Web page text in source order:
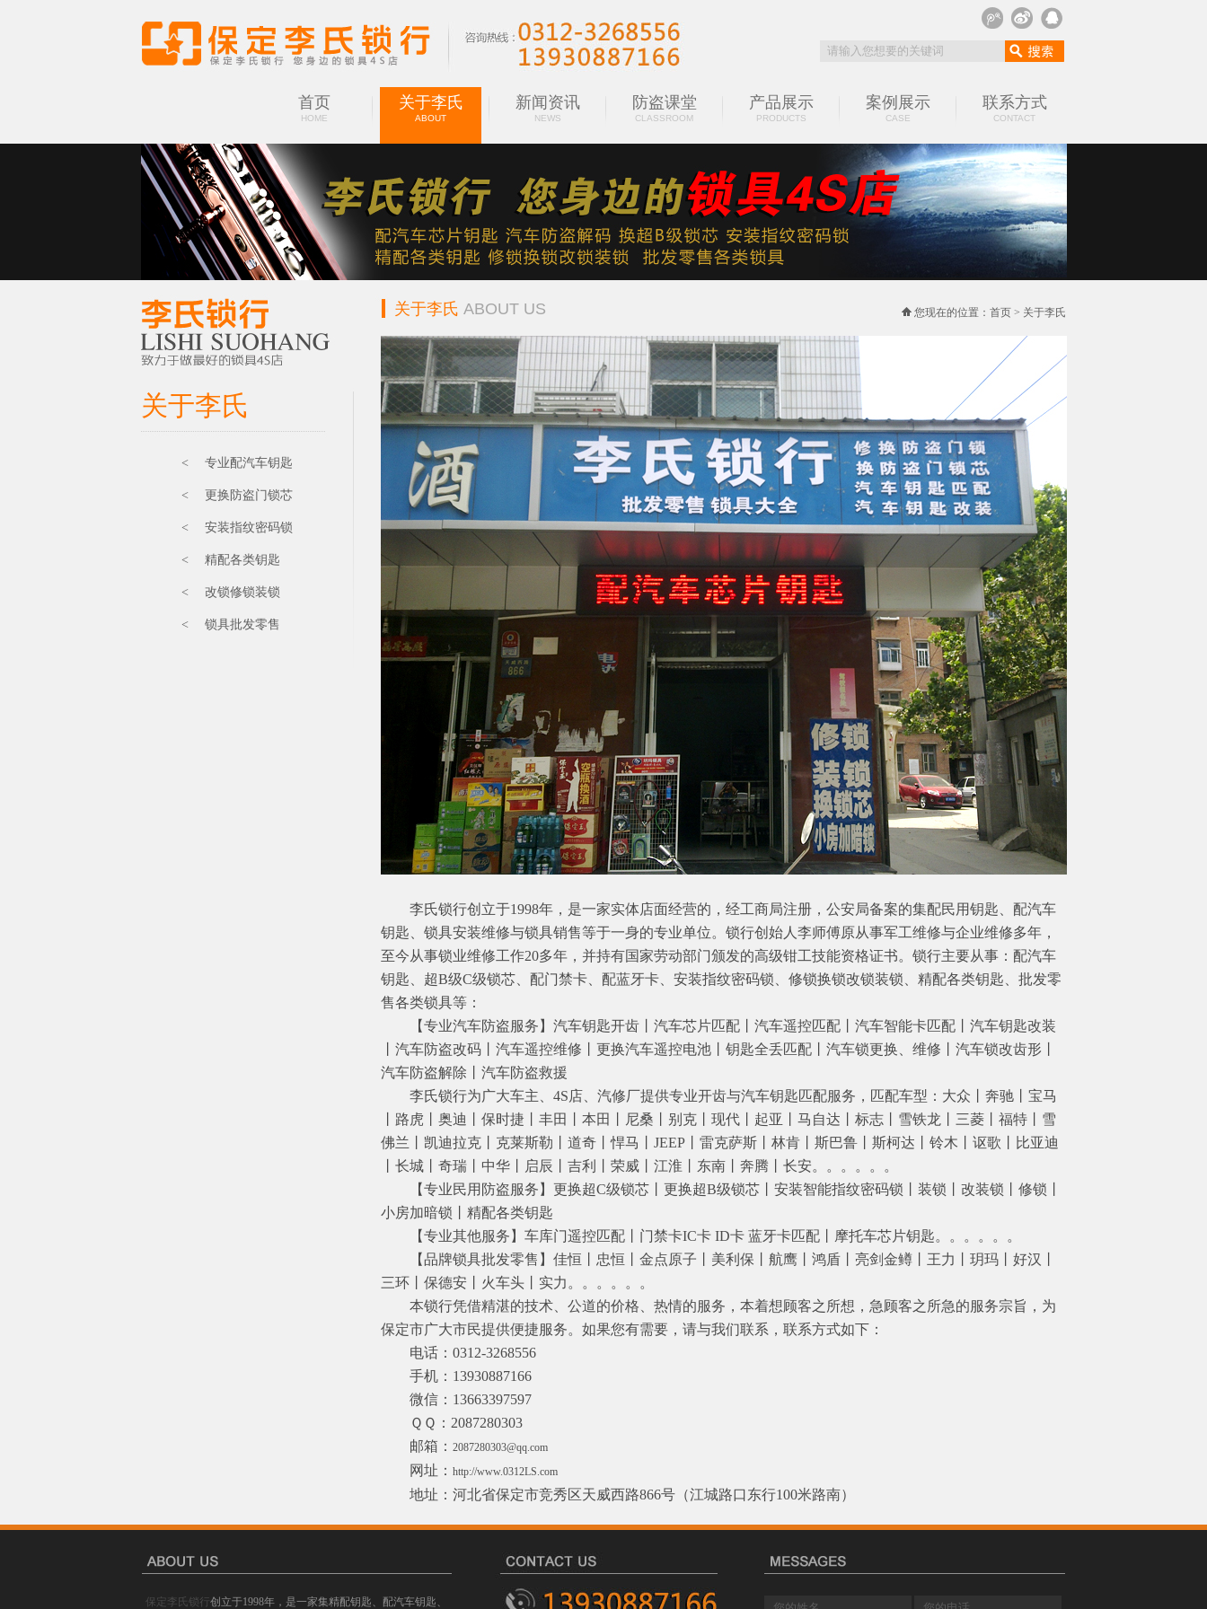
首页
HOME
关于李氏
ABOUT
新闻资讯
NEWS
防盗课堂
CLASSROOM
产品展示
PRODUCTS
案例展示
CASE
联系方式
CONTACT
关于李氏
< 专业配汽车钥匙
< 更换防盗门锁芯
< 安装指纹密码锁
< 精配各类钥匙
< 改锁修锁装锁
< 锁具批发零售
关于李氏 ABOUT US 您现在的位置： 首页> 关于李氏
李氏锁行创立于1998年，是一家实体店面经营的，经工商局注册，公安局备案的集配民用钥匙、配汽车
钥匙、锁具安装维修与锁具销售等于一身的专业单位。锁行创始人李师傅原从事军工维修与企业维修多年，
至今从事锁业维修工作20多年，并持有国家劳动部门颁发的高级钳工技能资格证书。锁行主要从事：配汽车
钥匙、超B级C级锁芯、配门禁卡、配蓝牙卡、安装指纹密码锁、修锁换锁改锁装锁、精配各类钥匙、批发零
售各类锁具等：
【专业汽车防盗服务】汽车钥匙开齿丨汽车芯片匹配丨汽车遥控匹配丨汽车智能卡匹配丨汽车钥匙改装
丨汽车防盗改码丨汽车遥控维修丨更换汽车遥控电池丨钥匙全丢匹配丨汽车锁更换、维修丨汽车锁改齿形丨
汽车防盗解除丨汽车防盗救援
李氏锁行为广大车主、4S店、汽修厂提供专业开齿与汽车钥匙匹配服务，匹配车型：大众丨奔驰丨宝马
丨路虎丨奥迪丨保时捷丨丰田丨本田丨尼桑丨别克丨现代丨起亚丨马自达丨标志丨雪铁龙丨三菱丨福特丨雪
佛兰丨凯迪拉克丨克莱斯勒丨道奇丨悍马丨JEEP丨雷克萨斯丨林肯丨斯巴鲁丨斯柯达丨铃木丨讴歌丨比亚迪
丨长城丨奇瑞丨中华丨启辰丨吉利丨荣威丨江淮丨东南丨奔腾丨长安。。。。。。
【专业民用防盗服务】更换超C级锁芯丨更换超B级锁芯丨安装智能指纹密码锁丨装锁丨改装锁丨修锁丨
小房加暗锁丨精配各类钥匙
【专业其他服务】车库门遥控匹配丨门禁卡IC卡 ID卡 蓝牙卡匹配丨摩托车芯片钥匙。。。。。。
【品牌锁具批发零售】佳恒丨忠恒丨金点原子丨美利保丨航鹰丨鸿盾丨亮剑金鳟丨王力丨玥玛丨好汉丨
三环丨保德安丨火车头丨实力。。。。。。
本锁行凭借精湛的技术、公道的价格、热情的服务，本着想顾客之所想，急顾客之所急的服务宗旨，为
保定市广大市民提供便捷服务。如果您有需要，请与我们联系，联系方式如下：
电话：0312-3268556
手机：13930887166
微信： 13663397597
ＱＱ：2087280303
邮箱： 2087280303@qq.com
网址： http://www.0312LS.com
地址：河北省保定市竞秀区天威西路866号（江城路口东行100米路南）
保定李氏锁行创立于1998年，是一家集精配钥匙、配汽车钥匙、